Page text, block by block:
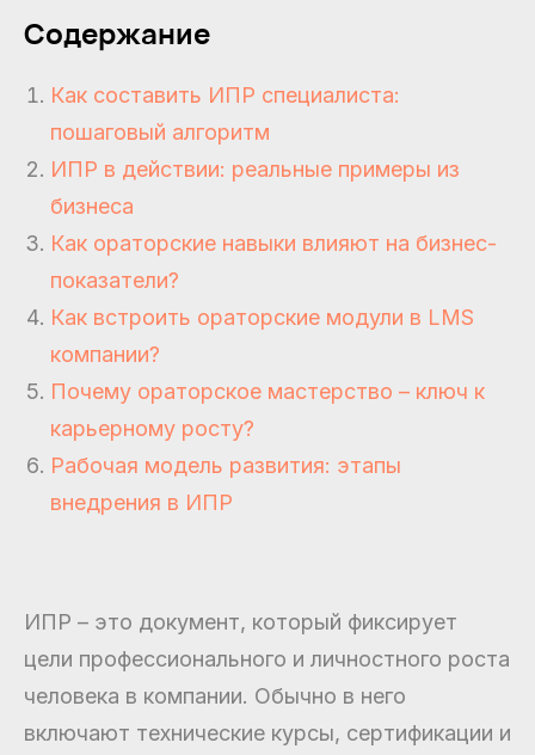
Содержание
Как составить ИПР специалиста:
пошаговый алгоритм
ИПР в действии: реальные примеры из
бизнеса
Как ораторские навыки влияют на бизнес-
показатели?
Как встроить ораторские модули в LMS
компании?
Почему ораторское мастерство – ключ к
карьерному росту?
Рабочая модель развития: этапы
внедрения в ИПР
ИПР – это документ, который фиксирует
цели профессионального и личностного роста
человека в компании. Обычно в него
включают технические курсы, сертификации и